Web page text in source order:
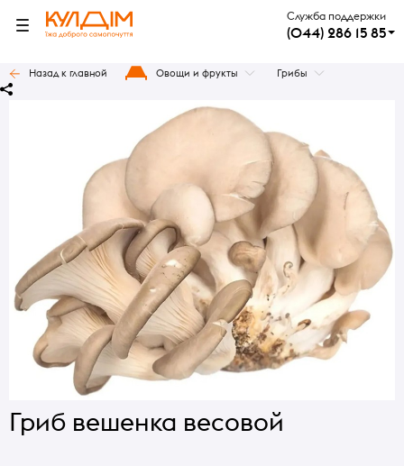
Служба поддержки
(044) 286 15 85
Назад к главной Овощи и фрукты Грибы
Гриб вешенка весовой